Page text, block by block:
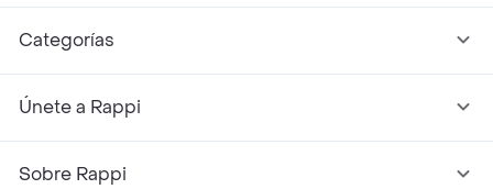
Categorías
Únete a Rappi
Sobre Rappi